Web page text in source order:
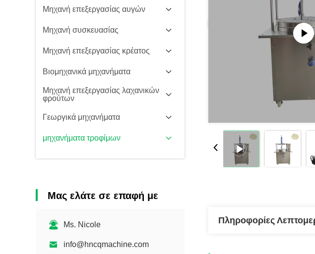
Μηχανή επεξεργασίας αυγών
Μηχανή συσκευασίας
Μηχανή επεξεργασίας κρέατος
Βιομηχανικά μηχανήματα
Μηχανή επεξεργασίας λαχανικών
φρούτων
Γεωργικά μηχανήματα
μηχανήματα τροφίμων
Μας ελάτε σε επαφή με
Ms. Nicole
info@hncqmachine.com
Πληροφορίες